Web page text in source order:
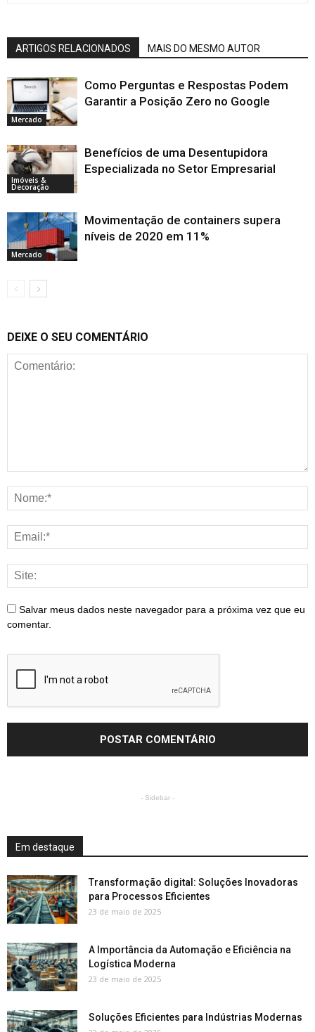
ARTIGOS RELACIONADOS MAIS DO MESMO AUTOR
Mercado
Como Perguntas e Respostas Podem
Garantir a Posição Zero no Google
Imóveis &
Decoração
Benefícios de uma Desentupidora
Especializada no Setor Empresarial
Mercado
Movimentação de containers supera
níveis de 2020 em 11%
DEIXE O SEU COMENTÁRIO
Salvar meus dados neste navegador para a próxima vez que eu
comentar.
- Sidebar -
Em destaque
Transformação digital: Soluções Inovadoras
para Processos Eficientes
23 de maio de 2025
A Importância da Automação e Eficiência na
Logística Moderna
23 de maio de 2025
Soluções Eficientes para Indústrias Modernas